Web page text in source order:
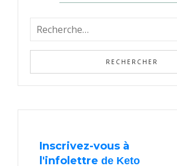
Inscrivez-vous à
l'infolettre de Keto